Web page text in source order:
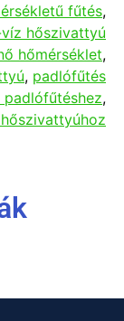
fűtés,
hőszivattyú
hőmérséklet,
, padlófűtés
,